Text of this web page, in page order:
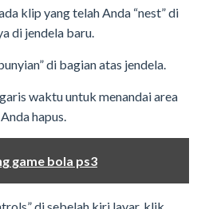
klip yang telah Anda “nest” di
di jendela baru.
di bagian atas jendela.
waktu untuk menandai area
hapus.
game bola ps3